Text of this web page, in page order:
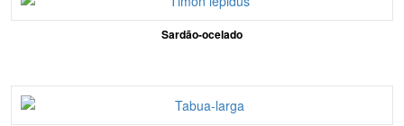
Sardão-ocelado